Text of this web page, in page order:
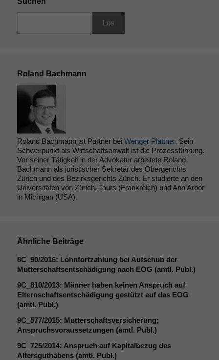
Roland Bachmann
Roland Bachmann ist Partner bei Wenger Plattner. Sein
Schwerpunkt als Wirtschaftsanwalt ist die Prozessführung.
Vor seiner Tätigkeit in der Advokatur arbeitete Roland
Bachmann als juristischer Sekretär des Obergerichts
Zürich und des Bezirksgerichts Zürich. Er studierte an den
Universitäten von Zürich, Tours (Frankreich) und Ann Arbor
in Michigan (USA).
Ähnliche Beiträge
8C_90/2016: Lohnfortzahlung bei Aufschub der
Mutterschaftsentschädigung nach EOG (amtl. Publ.)
9C_810/2013: Männer haben keinen Anspruch auf
Elternschaftsentschädigung gestützt auf das EOG
(amtl. Publ.)
9C_577/2015: Mutterschaftsversicherung;
Anspruchsvoraussetzungen (amtl. Publ.)
9C_725/2014: Anspruch auf Kapitalbezug des
Altersguthabens (amtl. Publ.)